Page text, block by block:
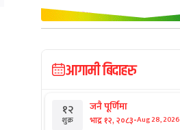
आगामी बिदाहरु
१२
शुक्र
जनै पूर्णिमा
भाद्र १२, २०८३-Aug 28, 2026